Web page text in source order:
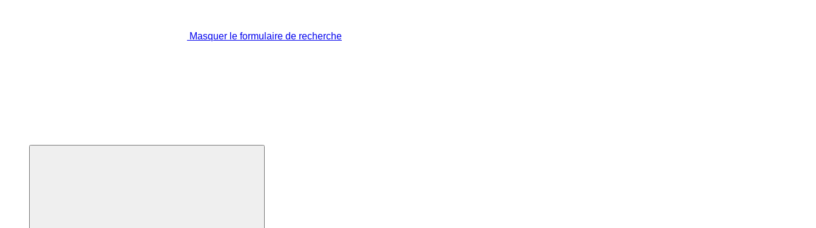
Masquer le formulaire de recherche